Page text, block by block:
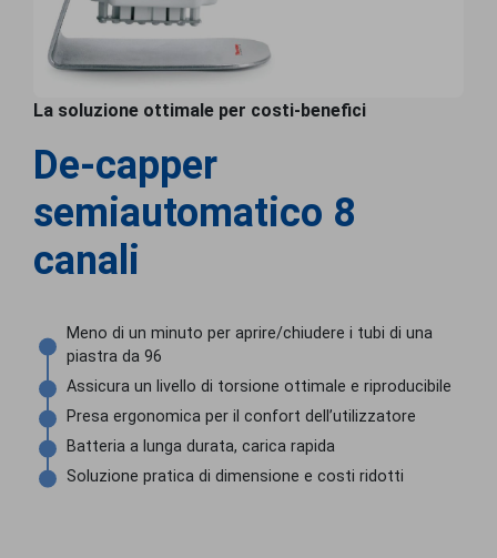
La soluzione ottimale per costi-benefici
De-capper
semiautomatico 8
canali
Meno di un minuto per aprire/chiudere i tubi di una
piastra da 96
Assicura un livello di torsione ottimale e riproducibile
Presa ergonomica per il confort dell’utilizzatore
Batteria a lunga durata, carica rapida
Soluzione pratica di dimensione e costi ridotti